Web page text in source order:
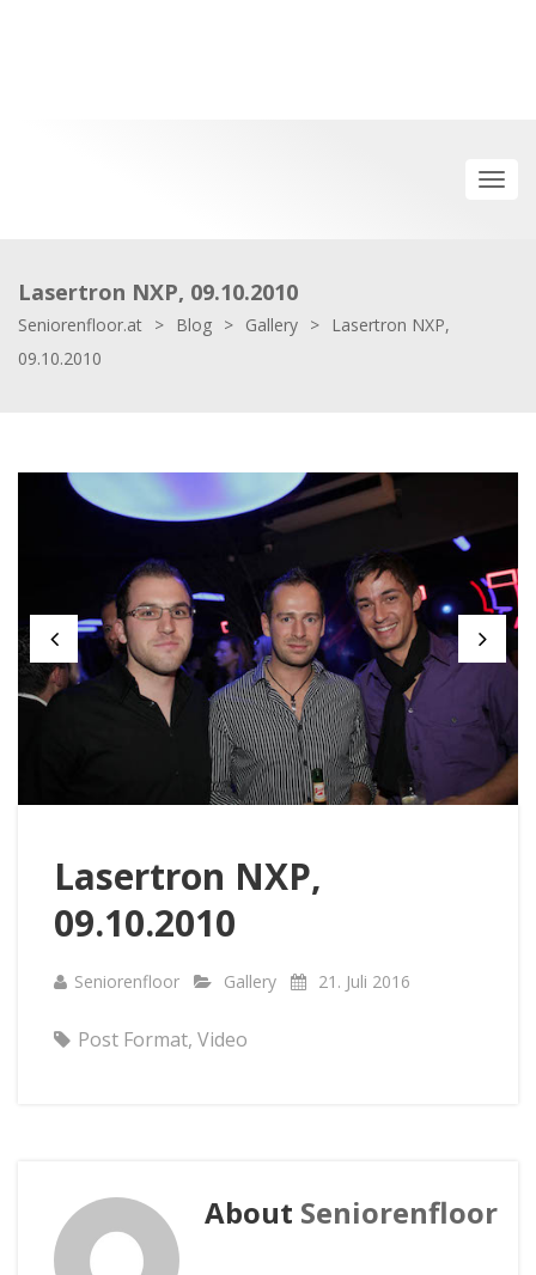
Lasertron NXP, 09.10.2010
Seniorenfloor.at > Blog > Gallery > Lasertron NXP,
09.10.2010
Lasertron NXP,
09.10.2010
Seniorenfloor Gallery 21. Juli 2016
Post Format, Video
About Seniorenfloor